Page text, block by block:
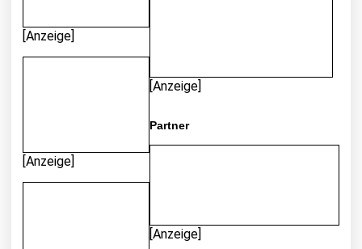
[Anzeige]
[Anzeige]
[Anzeige]
Partner
[Anzeige]